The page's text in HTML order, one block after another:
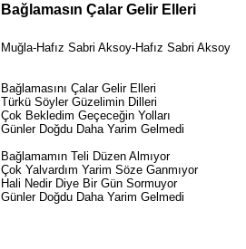
Bağlamasın Çalar Gelir Elleri
Muğla-Hafız Sabri Aksoy-Hafız Sabri Aksoy
Bağlamasını Çalar Gelir Elleri
Türkü Söyler Güzelimin Dilleri
Çok Bekledim Geçeceğin Yolları
Günler Doğdu Daha Yarim Gelmedi
Bağlamamın Teli Düzen Almıyor
Çok Yalvardım Yarim Söze Ganmıyor
Hali Nedir Diye Bir Gün Sormuyor
Günler Doğdu Daha Yarim Gelmedi